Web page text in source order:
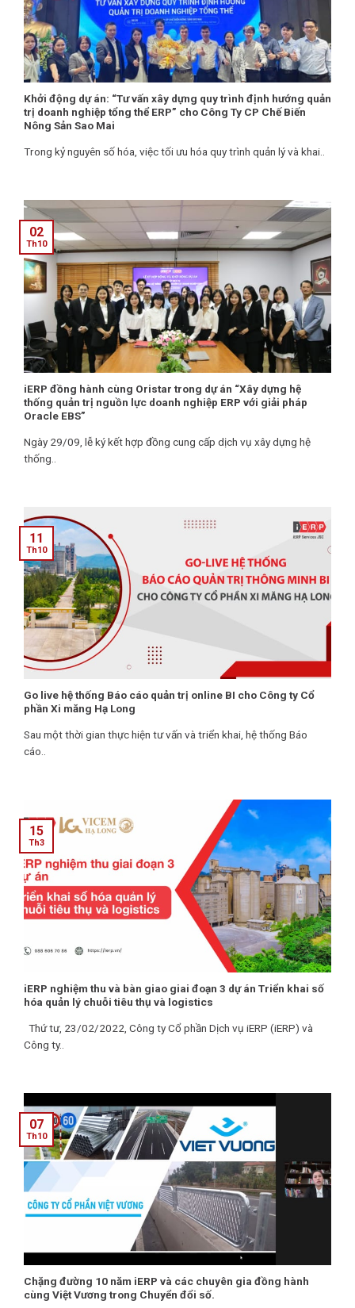
Khởi động dự án: “Tư vấn xây dựng quy trình định hướng quản
trị doanh nghiệp tổng thể ERP” cho Công Ty CP Chế Biến
Nông Sản Sao Mai
Trong kỷ nguyên số hóa, việc tối ưu hóa quy trình quản lý và khai..
iERP đồng hành cùng Oristar trong dự án “Xây dựng hệ
thống quản trị nguồn lực doanh nghiệp ERP với giải pháp
Oracle EBS”
Ngày 29/09, lễ ký kết hợp đồng cung cấp dịch vụ xây dựng hệ
thống..
02
Th10
Go live hệ thống Báo cáo quản trị online BI cho Công ty Cổ
phần Xi măng Hạ Long
Sau một thời gian thực hiện tư vấn và triển khai, hệ thống Báo
cáo..
11
Th10
iERP nghiệm thu và bàn giao giai đoạn 3 dự án Triển khai số
hóa quản lý chuỗi tiêu thụ và logistics
Thứ tư, 23/02/2022, Công ty Cổ phần Dịch vụ iERP (iERP) và
Công ty..
15
Th3
Chặng đường 10 năm iERP và các chuyên gia đồng hành
cùng Việt Vương trong Chuyển đổi số.
07
Th10